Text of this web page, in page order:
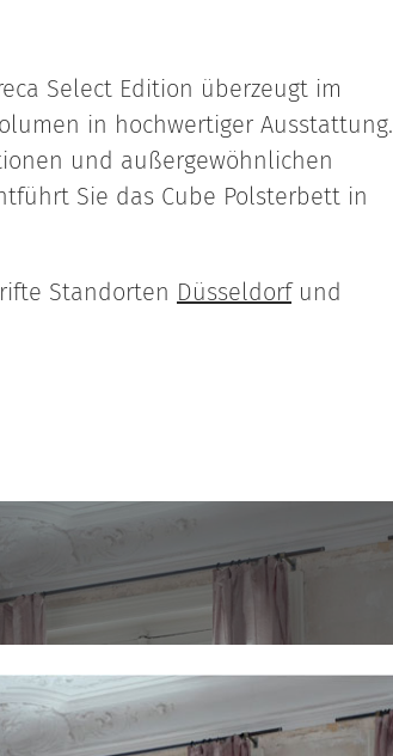
Select Edition überzeugt im
in hochwertiger Ausstattung.
und außergewöhnlichen
Sie das Cube Polsterbett in
Standorten Düsseldorfund